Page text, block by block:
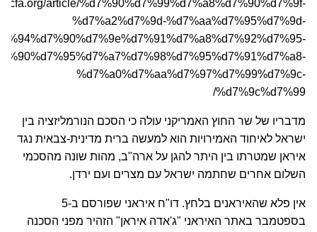
article/%d7%90%d7%99%d7%a8%d7%90%d7%9f-
%d7%a2%d7%9d-%d7%aa%d7%95%d7%9d-
%d7%a0%d7%aa%d7%97%d7%99%d7%9c-
%d7%9c%d7%99/
מדבריו של שר החוץ האמריקני עולה כי הסכם הנורמליזציה בין
ישראל לאיחוד האמירויות הוא למעשה ברית מדינית-צבאית נגד
איראן שמטרתו בין היתר להגן על ארה"ב, מהות שונה מהסכמי
השלום אחרים שחתמה ישראל עם מצרים ועם ירדן.
אין פלא שהאיראנים בלחץ. דו"ח איראני שפורסם ב-5
בספטמבר באתר האיראני "ג'אדה איראן" הזהיר מפני הסכנה